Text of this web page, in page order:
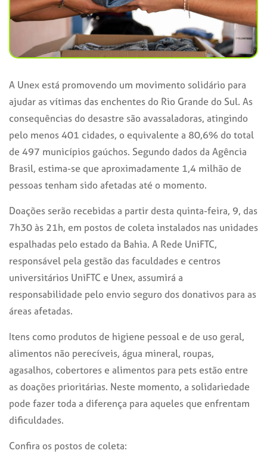
A Unex está promovendo um movimento solidário para
ajudar as vítimas das enchentes do Rio Grande do Sul. As
consequências do desastre são avassaladoras, atingindo
pelo menos 401 cidades, o equivalente a 80,6% do total
de 497 municípios gaúchos. Segundo dados da Agência
Brasil, estima-se que aproximadamente 1,4 milhão de
pessoas tenham sido afetadas até o momento.
Doações serão recebidas a partir desta quinta-feira, 9, das
7h30 às 21h, em postosde coleta instalados nas unidades
espalhadas pelo estado da Bahia. A Rede UniFTC,
responsável pela gestão das faculdades e centros
universitários UniFTC e Unex, assumirá a
responsabilidade pelo envio seguro dos donativos para as
áreas afetadas.
Itens como produtos de higiene pessoal e de uso geral,
alimentos não perecíveis, água mineral, roupas,
agasalhos, cobertores e alimentos para pets estão entre
as doações prioritárias. Neste momento, a solidariedade
pode fazer toda a diferença para aqueles que enfrentam
dificuldades.
Confira os postos de coleta: